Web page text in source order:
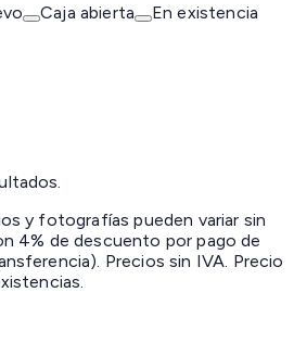
Caja abierta En existencia
y fotografías pueden variar sin
4% de descuento por pago de
Precios sin IVA. Precio